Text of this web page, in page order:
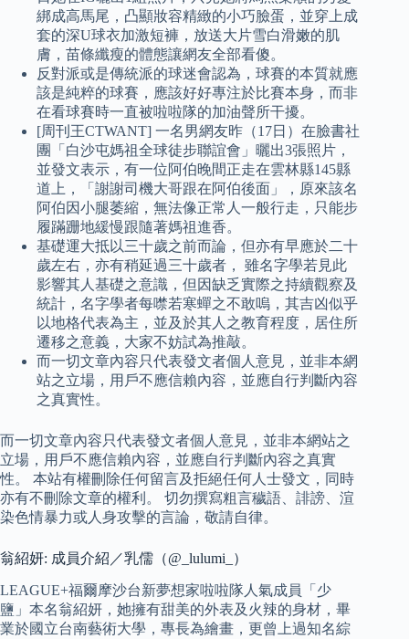
綁成高馬尾，凸顯妝容精緻的小巧臉蛋，並穿上成
套的深U球衣加激短褲，放送大片雪白滑嫩的肌
膚，苗條纖瘦的體態讓網友全部看傻。
反對派或是傳統派的球迷會認為，球賽的本質就應
該是純粹的球賽，應該好好專注於比賽本身，而非
在看球賽時一直被啦啦隊的加油聲所干擾。
[周刊王CTWANT] 一名男網友昨（17日）在臉書社
團「白沙屯媽祖全球徒步聯誼會」曬出3張照片，
並發文表示，有一位阿伯晚間正走在雲林縣145縣
道上，「謝謝司機大哥跟在阿伯後面」，原來該名
阿伯因小腿萎縮，無法像正常人一般行走，只能步
履蹣跚地緩慢跟隨著媽祖進香。
基礎運大抵以三十歲之前而論，但亦有早應於二十
歲左右，亦有稍延過三十歲者， 雖名字學若見此
影響其人基礎之意識，但因缺乏實際之持續觀察及
統計，名字學者每噤若寒蟬之不敢嗚，其吉凶似乎
以地格代表為主，並及於其人之教育程度，居住所
遷移之意義，大家不妨試為推敲。
而一切文章內容只代表發文者個人意見，並非本網
站之立場，用戶不應信賴內容，並應自行判斷內容
之真實性。
而一切文章內容只代表發文者個人意見，並非本網站之
立場，用戶不應信賴內容，並應自行判斷內容之真實
性。 本站有權刪除任何留言及拒絕任何人士發文，同時
亦有不刪除文章的權利。 切勿撰寫粗言穢語、誹謗、渲
染色情暴力或人身攻擊的言論，敬請自律。
翁紹妍: 成員介紹／乳儒（@_lulumi_）
LEAGUE+福爾摩沙台新夢想家啦啦隊人氣成員「少
鹽」本名翁紹妍，她擁有甜美的外表及火辣的身材，畢
業於國立台南藝術大學，專長為繪畫，更曾上過知名綜